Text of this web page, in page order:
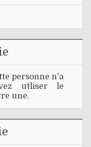
personne n'a
utliser le
une.